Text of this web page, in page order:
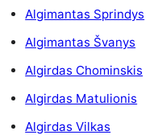
Algimantas Sprindys
Algimantas Švanys
Algirdas Chominskis
Algirdas Matulionis
Algirdas Vilkas